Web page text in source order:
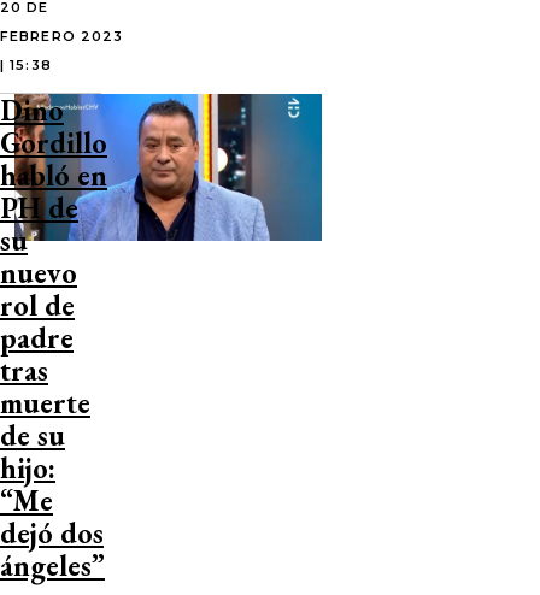
20 DE
FEBRERO 2023
| 15:38
Dino
Gordillo
habló en
PH de
su
nuevo
rol de
padre
tras
muerte
de su
hijo:
“Me
dejó dos
ángeles”